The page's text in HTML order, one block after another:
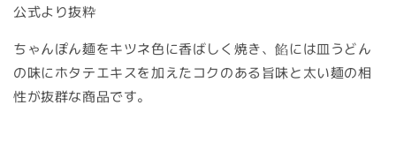
公式より抜粋
ちゃんぽん麺をキツネ色に香ばしく焼き、餡には皿うどん
の味にホタテエキスを加えたコクのある旨味と太い麺の相
性が抜群な商品です。